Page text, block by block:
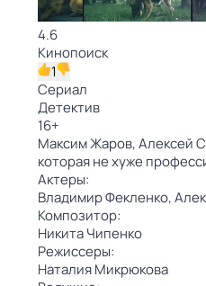
4.6
Кинопоиск
1
Сериал
Детектив
16+
Максим Жаров, Алексей
которая не хуже
Актеры:
Владимир Фекленко,
Композитор:
Никита Чипенко
Режиссеры:
Наталия Микрюкова